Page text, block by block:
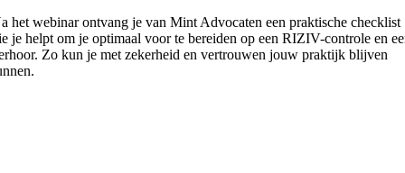
het webinar ontvang je van Mint Advocaten een praktische checklist
je helpt om je optimaal voor te bereiden op een RIZIV-controle en
Zo kun je met zekerheid en vertrouwen jouw praktijk blijven